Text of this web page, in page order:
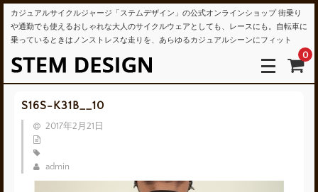
カジュアルサイクルジャージ「ステムデザイン」の公式オンラインショップ 街乗り
や通勤でも使えるおしゃれな大人のサイクルウェアとしても、レースにも。自転車に
乗っているときはノンストレスな走りを、あらゆるカジュアルシーンにフィット
0
S16S-K31B__10
2017年2月21日
admin